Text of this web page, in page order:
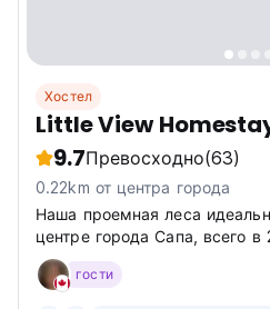
Хостел
Little View
9.7Превосходно(63)
0.22km от центра города
Наша проемная леса
центре города Сапа, всего
церкви Каун-Камень. Это
близлежащих
гости